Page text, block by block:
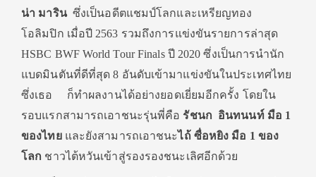
น่า มารินซึ่งเป็นอดีตแชมป์โลกและเหรียญทอง
โอลิมปิก เมื่อปี 2563 รวมถึงการแข่งขันรายการล่าสุด
HSBC BWF World Tour Finals ปี 2020 ซึ่งเป็นการนำนัก
แบดมินตันที่ดีที่สุด 8 อันดับเข้ามาแข่งขันในประเทศไทย
ซึ่งเธอ ก็ทำผลงานได้อย่างยอดเยี่ยมอีกครั้ง โดยใน
รอบแรกสามารถเอาชนะรุ่นพี่คือ รัชนก อินทนนท์ มือ 1
ของไทยและยังสามารถเอาชนะไถ้ ซื่อหยิง มือ 1 ของ
โลก ชาวไต้หวันเข้าสู่รองรองชนะเลิศอีกด้วย